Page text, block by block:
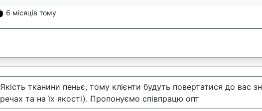
6 місяців тому
Якість тканини пеньє, тому клієнти будуть повертатися до вас
речах та на їх якості). Пропонуємо співпрацю опт